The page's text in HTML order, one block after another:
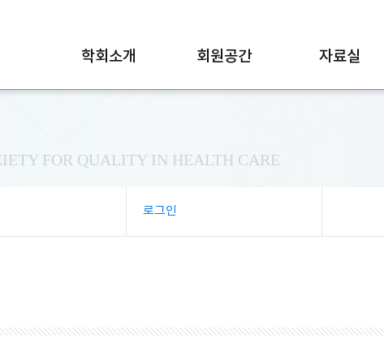
학회소개 회원공간 자료실
FOR QUALITY IN HEALTH CARE
로그인